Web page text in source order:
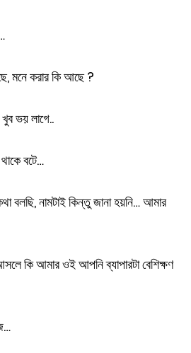
মনে করার কি আছে ?
খুব ভয় লাগে..
বটে…
বলছি, নামটাই কিন্তু জানা হয়নি… আমার
কি আমার ওই আপনি ব্যাপারটা বেশিক্ষণ